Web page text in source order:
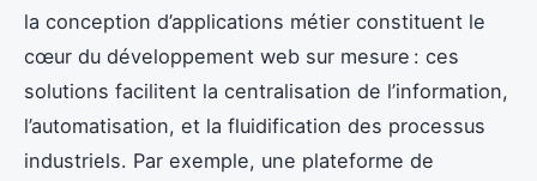
la conception d’applications métier constituent le
cœur du développement web sur mesure : ces
solutions facilitent la centralisation de l’information,
l’automatisation, et la fluidification des processus
industriels. Par exemple, une plateforme de